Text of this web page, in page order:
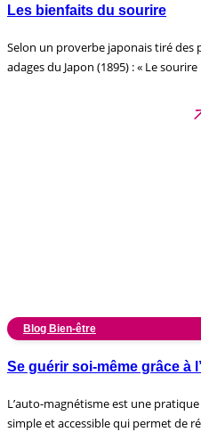
Les bienfaits du sourire
Selon un proverbe japonais tiré des
adages du Japon (1895) : « Le sourire
Blog Bien-être
Se guérir soi-même grâce à
L’auto-magnétisme est une
simple et accessible qui permet de